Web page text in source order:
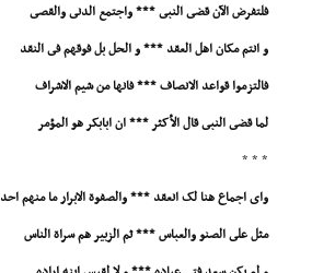
فلتفرض الآن قضى النبى *** واجتمع الدنى والقصى
و انتم مکان اهل العقد *** و الحل بل فوقهم فى النقد
فالتزموا قواعد الانصاف *** فانها من شیم الاشراف
لما قضى النبى قال الأکثر *** ان ابابکر هو المؤمر
* * *
واى اجماع هنا لک انعقد *** والصفوة الابرار ما منهم احد
مثل على الصنو والعباس *** ثم الزبیر هم سراة الناس